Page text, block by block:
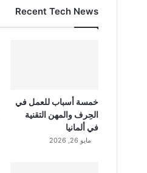
Recent Tech News
خمسة أسباب للعمل في
الحِرف والمهن التقنية
في ألمانيا
مايو 26, 2026